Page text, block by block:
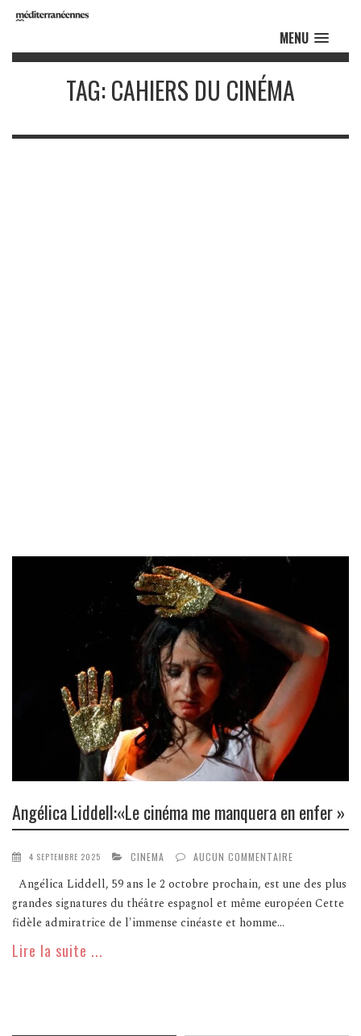
MENU
TAG: CAHIERS DU CINÉMA
Angélica Liddell:«Le cinéma me manquera en enfer »
4 SEPTEMBRE 2025 CINEMA AUCUN COMMENTAIRE
Angélica Liddell, 59 ans le 2 octobre prochain, est une des plus
grandes signatures du théâtre espagnol et même européen Cette
fidèle admiratrice de l'immense cinéaste et homme...
Lire la suite ...